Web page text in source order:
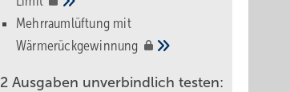
Mehrraumlüftung mit
Wärmerückgewinnung
2 Ausgaben unverbindlich testen: